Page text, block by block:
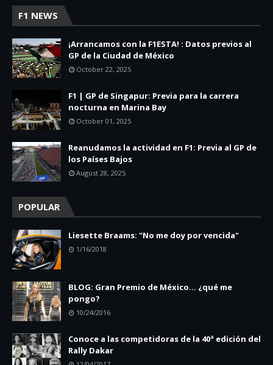
F1 NEWS
¡Arrancamos con la F1ESTA! : Datos previos al
GP de la Ciudad de México
October 22, 2025
F1 | GP de Singapur: Previa para la carrera
nocturna en Marina Bay
October 01, 2025
Reanudamos la actividad en F1: Previa al GP de
los Países Bajos
August 28, 2025
POPULAR
Liesette Braams: "No me doy por vencida"
1/16/2018
BLOG: Gran Premio de México... ¿qué me
pongo?
10/24/2016
Conoce a las competidoras de la 40ª edición del
Rally Dakar